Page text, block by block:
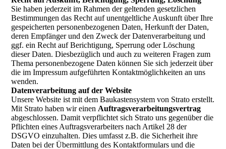
Sie haben jederzeit im Rahmen der geltenden gesetzlichen
Bestimmungen das Recht auf unentgeltliche Auskunft über Ihre
gespeicherten personenbezogenen Daten, Herkunft der Daten,
deren Empfänger und den Zweck der Datenverarbeitung und
ggf. ein Recht auf Berichtigung, Sperrung oder Löschung
dieser Daten. Diesbezüglich und auch zu weiteren Fragen zum
Thema personenbezogene Daten können Sie sich jederzeit über
die im Impressum aufgeführten Kontaktmöglichkeiten an uns
wenden.
Datenverarbeitung auf der Website
Unsere Website ist mit dem Baukastensystem von Strato erstellt.
Mit Strato haben wir einen Auftragsverarbeitungsvertrag
abgeschlossen. Damit verpflichtet sich Strato uns gegenüber die
Pflichten eines Auftragsverarbeiters nach Artikel 28 der
DSGVO einzuhalten. Dies umfasst z.B. die Sicherheit ihre
Daten bei der Übermittlung des Kontaktformulars und die